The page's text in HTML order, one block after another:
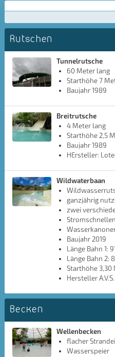
Rutschen
Tunnelrutsche
60 Meter lang
Starthöhe 7
Baujahr 1989
Breitrutsche
4 Meter lang
Starthöhe 2,5
Baujahr 1989
HErsteller:
Wildwaterbaan
ganzjährig
zwei
Stromschnellen
Baujahr 2019
Länge Bahn 1:
Länge Bahn 2:
Starthöhe 3,30
Hersteller
Becken
Wellenbecken
flacher
Wasserspeier